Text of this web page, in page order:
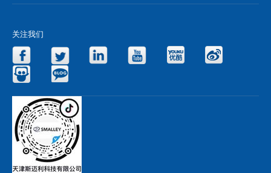
关注我们
Facebook Twitter LinkedIn YouTube